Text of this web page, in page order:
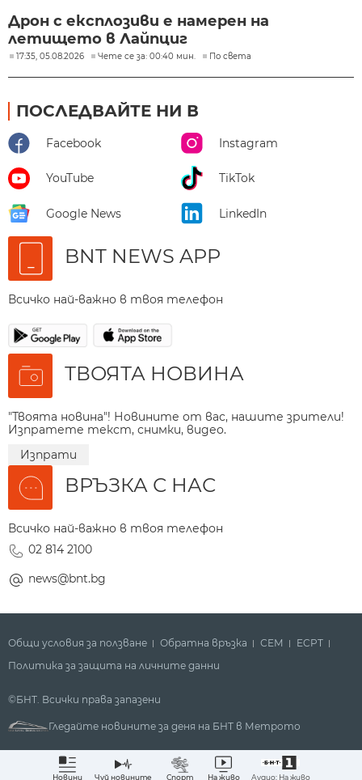
Дрон с експлозиви е намерен на
летището в Лайпциг
17:35, 05.08.2026 Чете се за: 00:40 мин. По света
ПОСЛЕДВАЙТЕ НИ В
Facebook Instagram
YouTube TikTok
Google News LinkedIn
BNT NEWS APP
Всичко най-важно в твоя телефон
ТВОЯТА НОВИНА
"Твоята новина"! Новините от вас, нашите зрители!
Изпратете текст, снимки, видео.
Изпрати
ВРЪЗКА С НАС
Всичко най-важно в твоя телефон
02 814 2100
news@bnt.bg
Новини Чуй новините Спорт На живо Аудио: На живо
Общи условия за ползване Обратна връзка СЕМ
ECPT
Политика за защита на личните данни
©БНТ. Всички права запазени
Гледайте новините за деня на БНТ в Метрото